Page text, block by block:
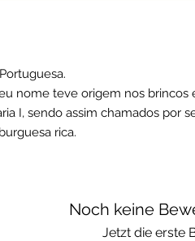
nome teve origem nos brincos
I, sendo assim chamados por
rica.
Noch keine
Jetzt die erste